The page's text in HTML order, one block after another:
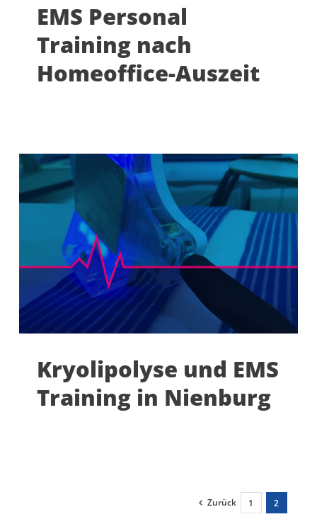
EMS Personal
Training nach
Homeoffice-Auszeit
Kryolipolyse und EMS
Training in Nienburg
Zurück 1 2